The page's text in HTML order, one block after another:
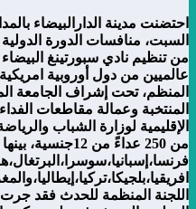
احتضنت مدينة الدارالبيضاء
السبت، منافسات الدورة
من تنظيم نادي سبورتينغ
عالميين من دول أوروبية
المنظم، تحت إشراف الجامعة
المنتخبة وعمالة مقاطعات
الإقليمية لوزارة الشباب
من 250 عداءً من
اللجنة المنظمة للحدث فقد